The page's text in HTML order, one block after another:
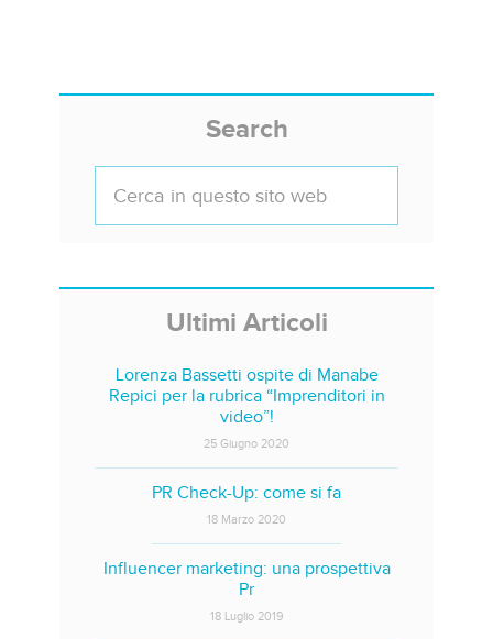
Search
Ultimi Articoli
Lorenza Bassetti ospite di Manabe
Repici per la rubrica “Imprenditori in
video”!
25 Giugno 2020
PR Check-Up: come si fa
18 Marzo 2020
Influencer marketing: una prospettiva
Pr
18 Luglio 2019